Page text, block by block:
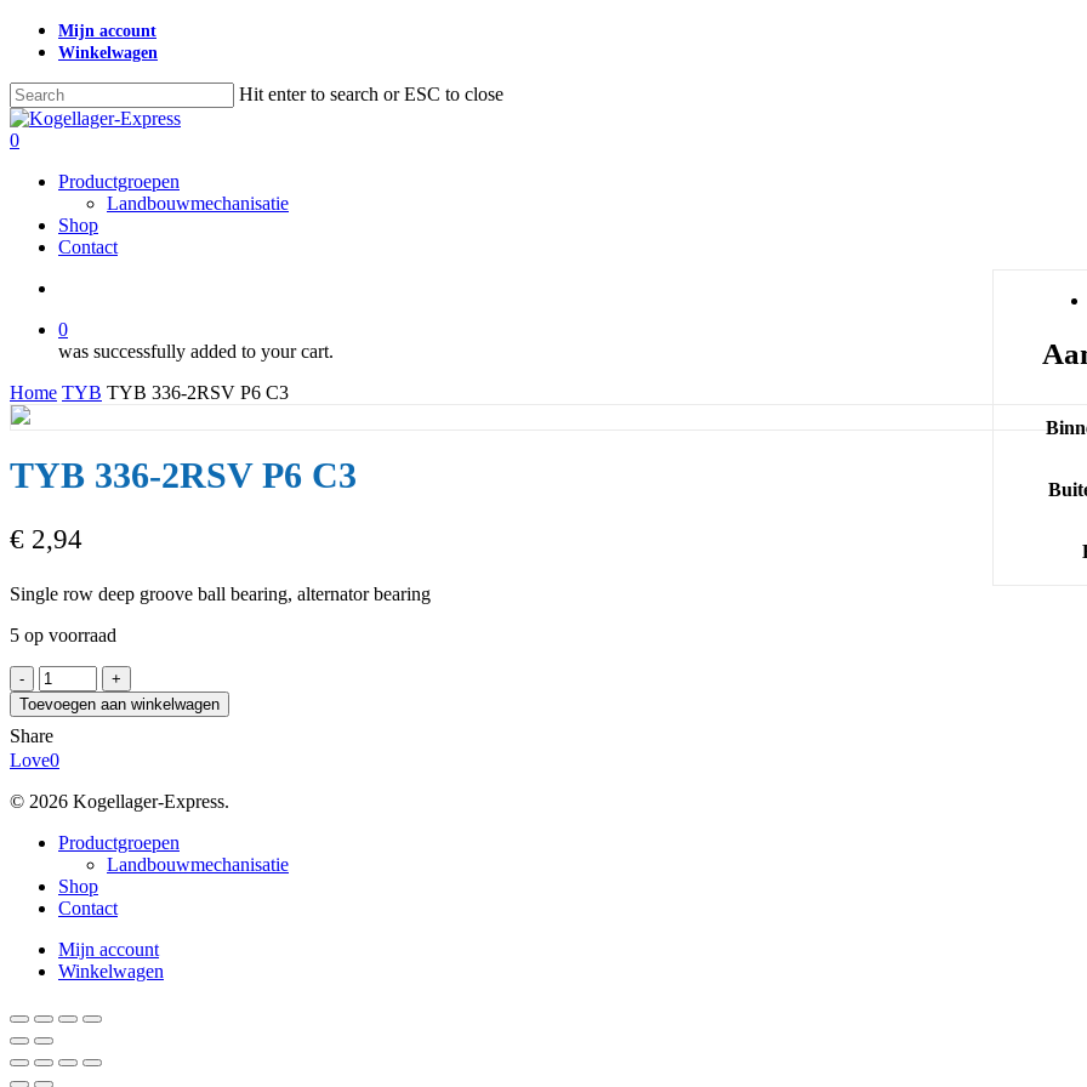
Skip
content
Mijn account
Winkelwagen
Hit enter to search or ESC to close
Close
Search
search
0
Productgroepen
Landbouwmechanisatie
Shop
Contact
0
was successfully added to your cart.
Home TYB TYB 336-2RSV P6 C3
TYB 336-2RSV P6 C3
€ 2,94
Single row deep groove ball bearing, alternator bearing
5 op voorraad
TYB
336-
2RSV
P6
C3
Toevoegen aan winkelwagen
Share
Love0
© 2026 Kogellager-Express.
Close
Productgroepen
Landbouwmechanisatie
Shop
Contact
Mijn account
Winkelwagen